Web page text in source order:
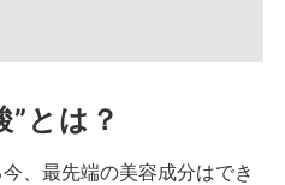
とは？
、最先端の美容成分はでき